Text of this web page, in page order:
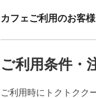
カフェご利用のお客様
ご利用条件・
ご利用時にトクトクク